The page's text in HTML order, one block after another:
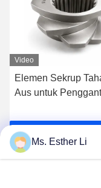
Video
Elemen Sekrup
Aus untuk
Dapatkan Harga
Ms. Esther Li